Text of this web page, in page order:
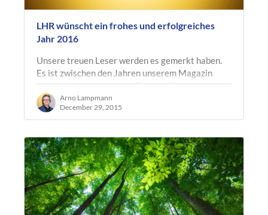
LHR wünscht ein frohes und erfolgreiches
Jahr 2016
Unsere treuen Leser werden es gemerkt haben.
Es ist zwischen den Jahren unserem Magazin
etwas ruhiger geworden. Das wird bis zum Januar
2016 auch so bleiben. Am 4.1.2016…
Arno Lampmann
December 29, 2015